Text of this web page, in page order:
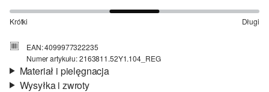
Krótki Długi
EAN: 4099977322235
Numer artykułu: 2163811.52Y1.104_REG
Materiał i pielęgnacja
Wysyłka i zwroty